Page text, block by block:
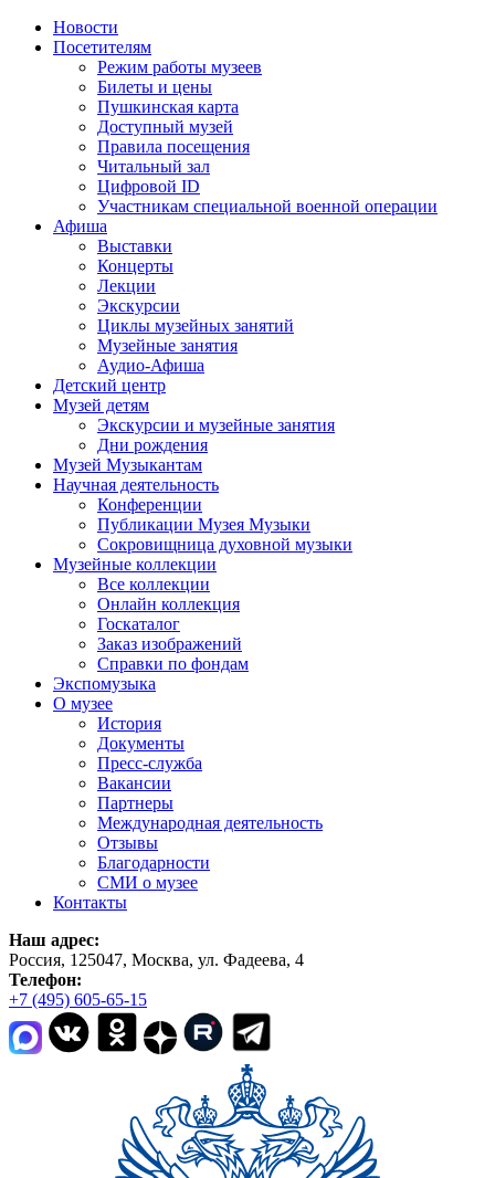
Новости
Посетителям
Режим работы музеев
Билеты и цены
Пушкинская карта
Доступный музей
Правила посещения
Читальный зал
Цифровой ID
Участникам специальной военной операции
Афиша
Выставки
Концерты
Лекции
Экскурсии
Циклы музейных занятий
Музейные занятия
Аудио-Афиша
Детский центр
Музей детям
Экскурсии и музейные занятия
Дни рождения
Музей Музыкантам
Научная деятельность
Конференции
Публикации Музея Музыки
Сокровищница духовной музыки
Музейные коллекции
Все коллекции
Онлайн коллекция
Госкаталог
Заказ изображений
Справки по фондам
Экспомузыка
О музее
История
Документы
Пресс-служба
Вакансии
Партнеры
Международная деятельность
Отзывы
Благодарности
СМИ о музее
Контакты
Наш адрес:
Россия, 125047, Москва, ул. Фадеева, 4
Телефон:
+7 (495) 605-65-15